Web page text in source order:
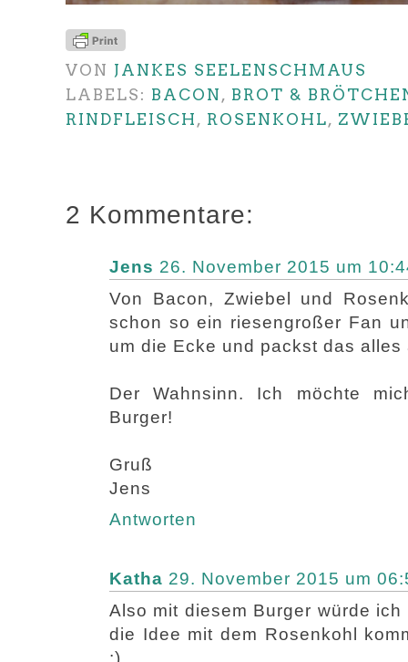
VON JANKES SEELENSCHMAUS
LABELS: BACON, BROT &
RINDFLEISCH, ROSENKOHL,
2 Kommentare:
Jens 26. November 2015 um
Von Bacon, Zwiebel und
schon so ein riesengroßer Fan
um die Ecke und packst das alles
Der Wahnsinn. Ich möchte
Burger!
Gruß
Jens
Antworten
Katha 29. November 2015 um
Also mit diesem Burger würde
die Idee mit dem Rosenkohl
:)